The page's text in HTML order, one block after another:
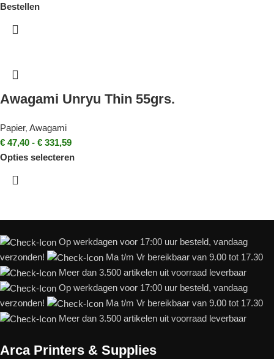
Bestellen
Awagami Unryu Thin 55grs.
Papier, Awagami
€ 47,40 - € 331,59
Opties selecteren
Op werkdagen voor 17:00 uur besteld, vandaag
verzonden!
Ma t/m Vr bereikbaar van 9.00 tot 17.30
Meer dan 3.500 artikelen uit voorraad leverbaar
Op werkdagen voor 17:00 uur besteld, vandaag
verzonden!
Ma t/m Vr bereikbaar van 9.00 tot 17.30
Meer dan 3.500 artikelen uit voorraad leverbaar
Arca Printers & Supplies